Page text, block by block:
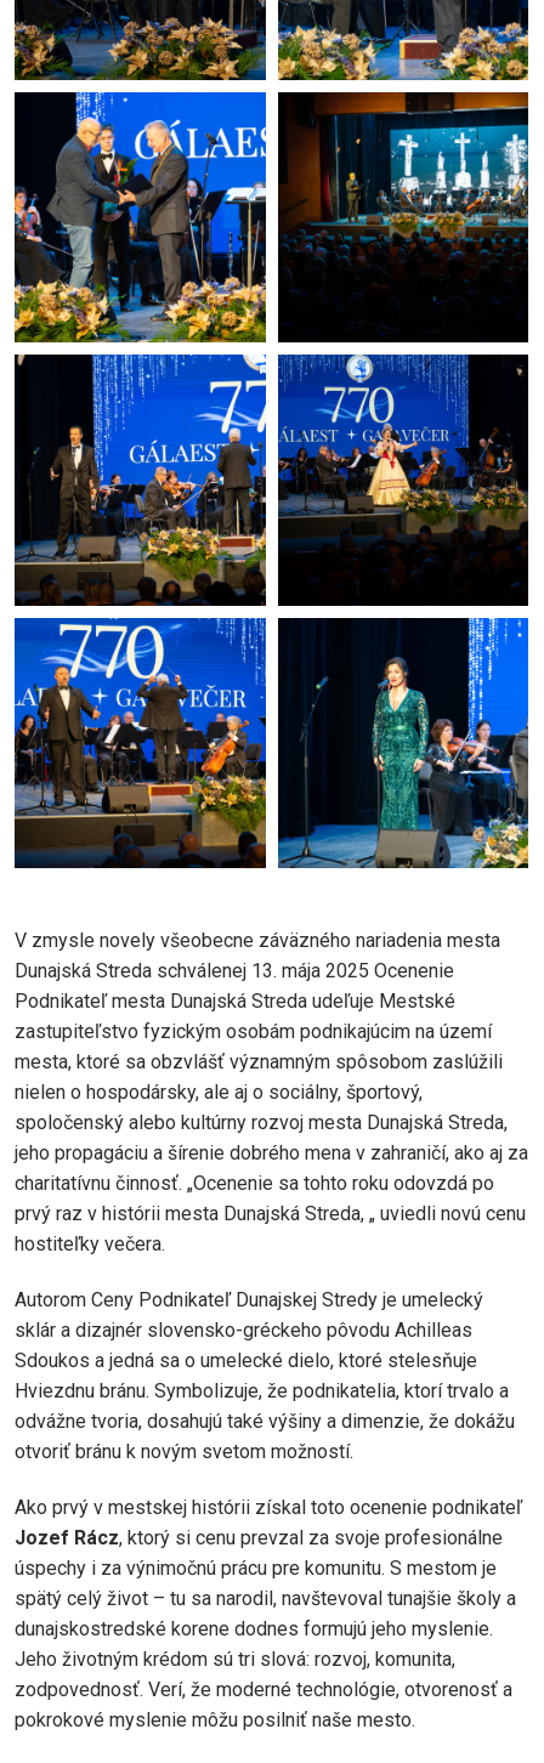
V zmysle novely všeobecne záväzného nariadenia mesta
Dunajská Streda schválenej 13. mája 2025 Ocenenie
Podnikateľ mesta Dunajská Streda udeľuje Mestské
zastupiteľstvo fyzickým osobám podnikajúcim na území
mesta, ktoré sa obzvlášť významným spôsobom zaslúžili
nielen o hospodársky, ale aj o sociálny, športový,
spoločenský alebo kultúrny rozvoj mesta Dunajská Streda,
jeho propagáciu a šírenie dobrého mena v zahraničí, ako aj za
charitatívnu činnosť. „Ocenenie sa tohto roku odovzdá po
prvý raz v histórii mesta Dunajská Streda, „ uviedli novú cenu
hostiteľky večera.
Autorom Ceny Podnikateľ Dunajskej Stredy je umelecký
sklár a dizajnér slovensko-gréckeho pôvodu Achilleas
Sdoukos a jedná sa o umelecké dielo, ktoré stelesňuje
Hviezdnu bránu. Symbolizuje, že podnikatelia, ktorí trvalo a
odvážne tvoria, dosahujú také výšiny a dimenzie, že dokážu
otvoriť bránu k novým svetom možností.
Ako prvý v mestskej histórii získal toto ocenenie podnikateľ
Jozef Rácz, ktorý si cenu prevzal za svoje profesionálne
úspechy i za výnimočnú prácu pre komunitu. S mestom je
spätý celý život – tu sa narodil, navštevoval tunajšie školy a
dunajskostredské korene dodnes formujú jeho myslenie.
Jeho životným krédom sú tri slová: rozvoj, komunita,
zodpovednosť. Verí, že moderné technológie, otvorenosť a
pokrokové myslenie môžu posilniť naše mesto.